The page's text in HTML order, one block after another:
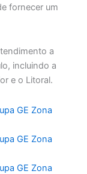
fornecer um
a
incluindo a
e o Litoral.
GE Zona
GE Zona
GE Zona